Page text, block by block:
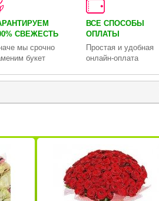
СВЕЖЕСТЬ
мы срочно
букет
ВСЕ СПОСОБЫ
ОПЛАТЫ
Простая и удобная
онлайн-оплата